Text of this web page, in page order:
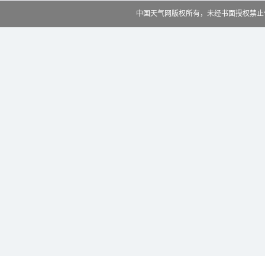
中国天气网版权所有，未经书面授权